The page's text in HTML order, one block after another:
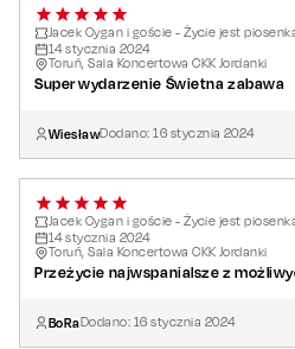
Jacek Cygan i goście - Życie jest
14stycznia 2024
Toruń, Sala Koncertowa CKK Jordanki
Super wydarzenie Świetna zabawa
WiesławDodano:16 stycznia 2024
Jacek Cygan i goście - Życie jest
14stycznia 2024
Toruń, Sala Koncertowa CKK Jordanki
Przeżycie najwspanialsze z
BoRaDodano: 16 stycznia 2024